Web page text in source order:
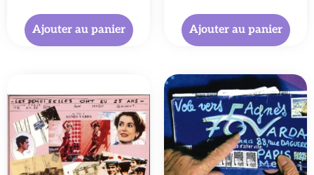
Ajouter au panier Ajouter au panier